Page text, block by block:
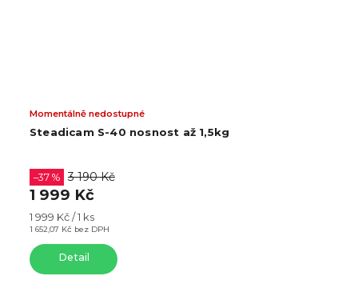
Steadicam S-40 nosnost až 1,5kg
Momentálně nedostupné
1 652,07 Kč bez DPH
–37 % 3 190 Kč
1 999 Kč
Měrná
cena:
1 999 Kč / 1 ks
Detail